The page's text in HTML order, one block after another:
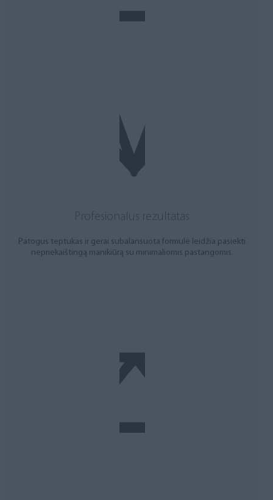
Profesionalus rezultatas
Patogus teptukas ir gerai subalansuota formulė leidžia pasiekti
nepriekaištingą manikiūrą su minimaliomis pastangomis.